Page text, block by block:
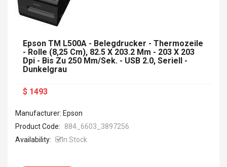
Epson TM L500A - Belegdrucker - Thermozeile
- Rolle (8,25 Cm), 82.5 X 203.2 Mm - 203 X 203
Dpi - Bis Zu 250 Mm/Sek. - USB 2.0, Seriell -
Dunkelgrau
$ 1493
Manufacturer: Epson
Product Code:
884_6603_3897256
Availability:
In Stock